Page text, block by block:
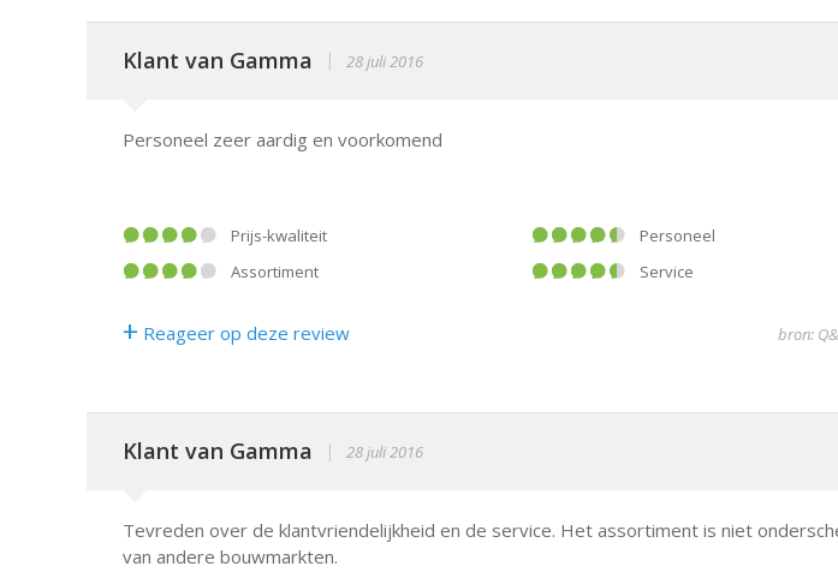
Klant van Gamma | 28 juli 2016
Personeel zeer aardig en voorkomend
Prijs-kwaliteit
Personeel
Assortiment
Service
+ Reageer op deze review bron:
Klant van Gamma | 28 juli 2016
Tevreden over de klantvriendelijkheid en de service. Het assortiment is niet
van andere bouwmarkten.